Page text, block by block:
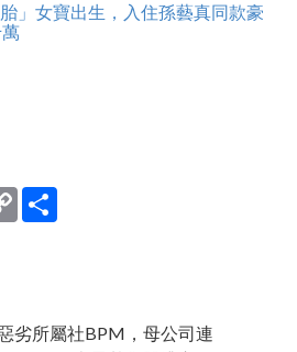
」女寶出生，入住孫藝真同款豪
Copy
Link
劣所屬社BPM，母公司連